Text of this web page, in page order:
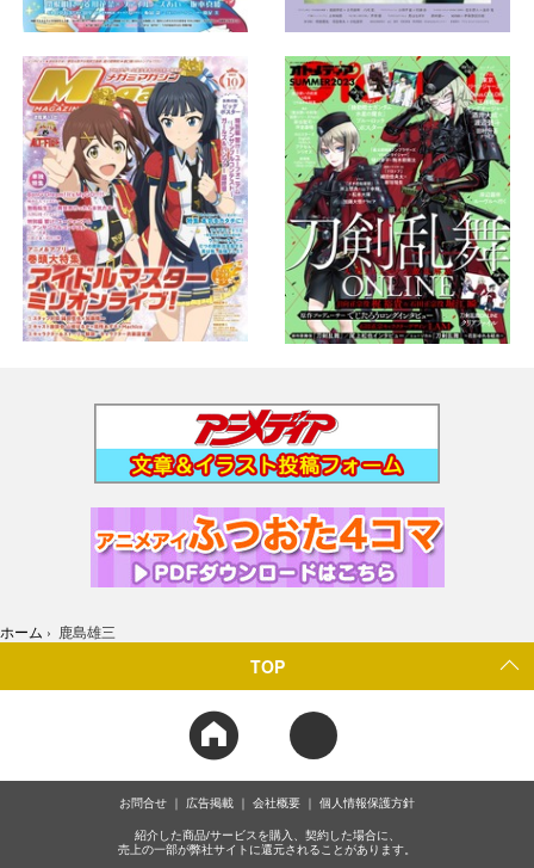
ホーム › 鹿島雄三
TOP
お問合せ 広告掲載 会社概要 個人情報保護方針
紹介した商品/サービスを購入、契約した場合に、
売上の一部が弊社サイトに還元されることがあります。